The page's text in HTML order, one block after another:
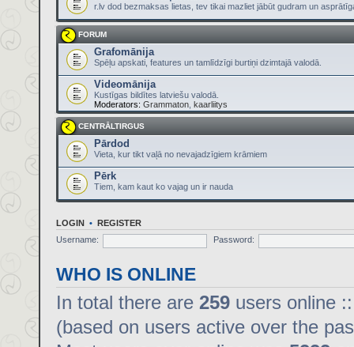
r.lv dod bezmaksas lietas, tev tikai mazliet jābūt gudram un
FORUM
Grafomānija
Spēļu apskati, features un tamlīdzīgi burtiņi dzimtajā valodā.
Videomānija
Kustīgas bildītes latviešu valodā.
Moderators: Grammaton kaarliitys
CENTRĀLTIRGUS
Pārdod
Vieta, kur tikt vaļā no nevajadzīgiem krāmiem
Pērk
Tiem, kam kaut ko vajag un ir nauda
LOGIN • REGISTER
Username:
Password:
WHO IS ONLINE
In total there are 259 users online
(based on users active over the